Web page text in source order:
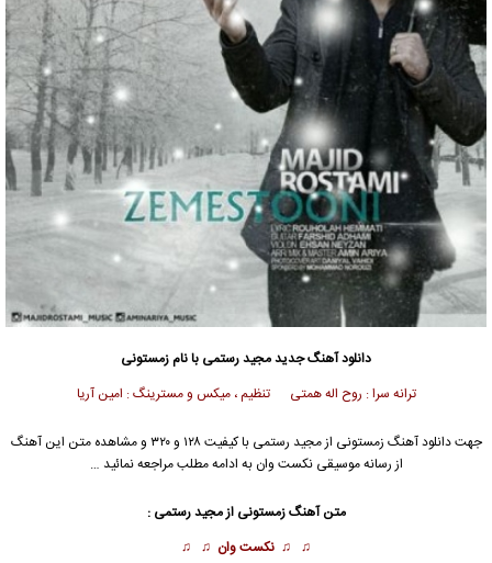
دانلود آهنگ جدیدمجید رستمی با نام زمستونی
ترانه سرا : روح اله همتی تنظیم ، میکس و مسترینگ : امین آریا
جهت دانلود آهنگ زمستونی ازمجید رستمی
با کیفیت ۱۲۸ و ۳۲۰ و مشاهده متن این آهنگ
از رسانه موسیقی نکست وان به ادامه مطلب مراجعه نمائید …
متن آهنگ زمستونی ازمجید رستمی :
♫ ♫ نکست وان ♫ ♫